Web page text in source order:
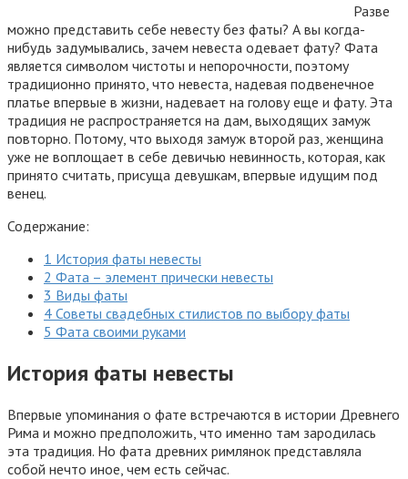
Разве
можно представить себе невесту без фаты? А вы когда-
нибудь задумывались, зачем невеста одевает фату? Фата
является символом чистоты и непорочности, поэтому
традиционно принято, что невеста, надевая подвенечное
платье впервые в жизни, надевает на голову еще и фату. Эта
традиция не распространяется на дам, выходящих замуж
повторно. Потому, что выходя замуж второй раз, женщина
уже не воплощает в себе девичью невинность, которая, как
принято считать, присуща девушкам, впервые идущим под
венец.
Содержание:
1 История фаты невесты
2 Фата – элемент прически невесты
3 Виды фаты
4 Советы свадебных стилистов по выбору фаты
5 Фата своими руками
История фаты невесты
Впервые упоминания о фате встречаются в истории Древнего
Рима и можно предположить, что именно там зародилась
эта традиция. Но фата древних римлянок представляла
собой нечто иное, чем есть сейчас.